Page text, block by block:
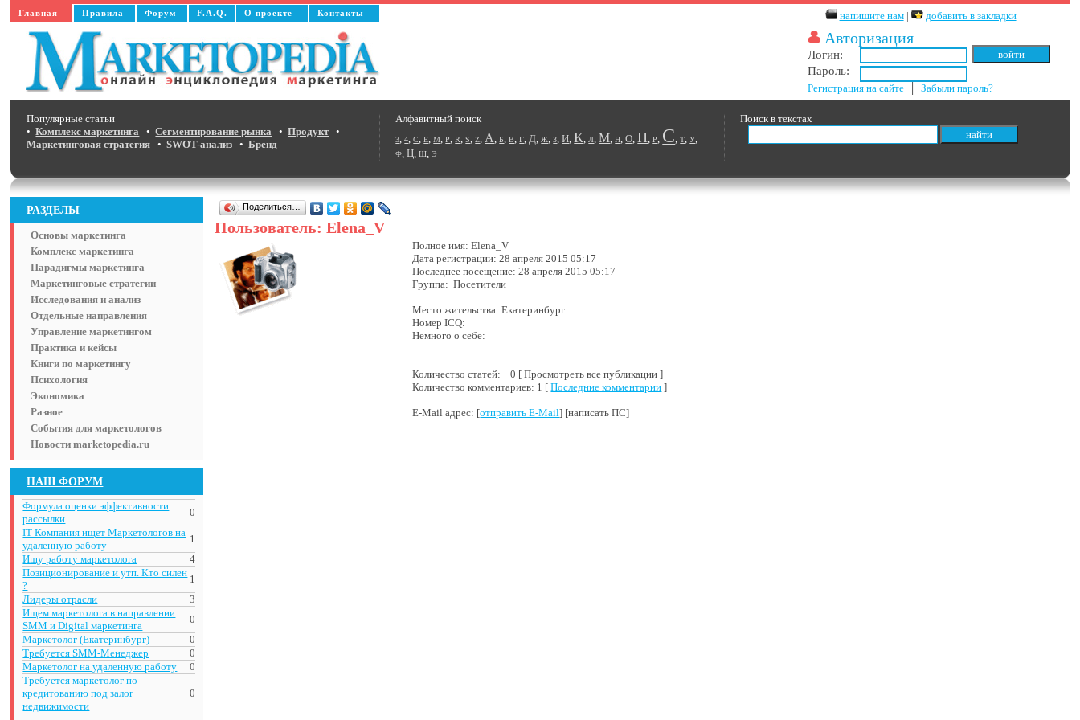
Главная Правила Форум F.A.Q. О проекте Контакты напишите нам| добавить в закладки
Авторизация
Логин:
Пароль:
Регистрация на сайте │Забыли пароль?
Поиск в текстах
Алфавитный поиск
3,4,C,E,M,P,R,S,Z,А,Б,В,Г,Д,Ж,З,И,К,Л,М,Н,О,П,Р, С,Т,У,
Ф,Ц,Ш,Э
Популярные статьи
•Комплекс маркетинга •Сегментирование рынка •Продукт•
Маркетинговая стратегия •SWOT-анализ •Бренд
РАЗДЕЛЫ
Основы маркетинга
Комплекс маркетинга
Парадигмы маркетинга
Маркетинговые стратегии
Исследования и анализ
Отдельные направления
Управление маркетингом
Практика и кейсы
Книги по маркетингу
Психология
Экономика
Разное
События для маркетологов
Новости marketopedia.ru
НАШ ФОРУМ
Формула оценки эффективности
рассылки
0
IT Компания ищет Маркетологов на
удаленную работу
1
Ищу работу маркетолога
4
Позиционирование и утп. Кто силен
?
1
Лидеры отрасли
3
Ищем маркетолога в направлении
SMM и Digital маркетинга
0
Маркетолог (Екатеринбург)
0
Требуется SMM-Менеджер
0
Маркетолог на удаленную работу
0
Требуется маркетолог по
кредитованию под залог
недвижимости
0
Поделиться…
Пользователь: Elena_V
Полное имя: Elena_V
Дата регистрации: 28 апреля 2015 05:17
Последнее посещение: 28 апреля 2015 05:17
Группа: Посетители
Место жительства: Екатеринбург
Номер ICQ:
Немного о себе:
Количество статей: 0 [ Просмотреть все публикации ]
Количество комментариев: 1 [Последние комментарии ]
E-Mail адрес: [отправить E-Mail] [написать ПС]